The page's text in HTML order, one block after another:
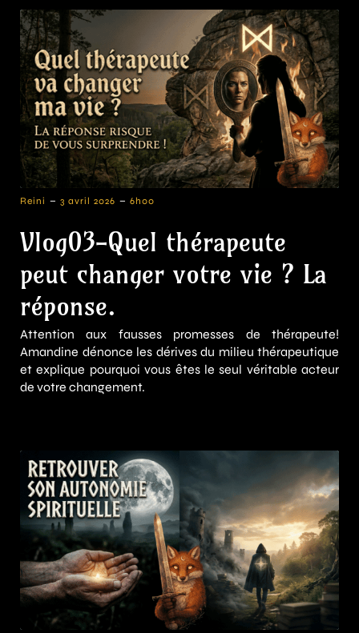
Reini - 3 avril 2026 - 6h00
Vlog03-Quel thérapeute
peut changer votre vie ? La
réponse.
Attention aux fausses promesses de thérapeute!
Amandine dénonce les dérives du milieu thérapeutique
et explique pourquoi vous êtes le seul véritable acteur
de votre changement.